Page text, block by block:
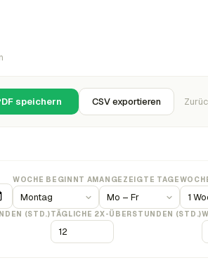
speichern CSV exportieren
WOCHE BEGINNT AMANGEZEIGTE TAGE
(STD.)TÄGLICHE 2X-ÜBERSTUNDEN (STD.)